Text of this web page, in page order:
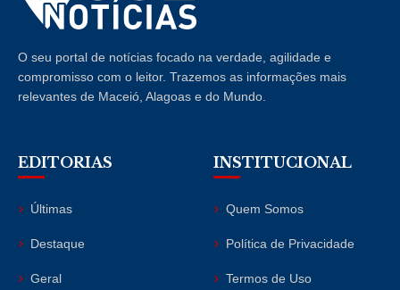
O seu portal de notícias focado na verdade, agilidade e
compromisso com o leitor. Trazemos as informações mais
relevantes de Maceió, Alagoas e do Mundo.
EDITORIAS
Últimas
Destaque
Geral
INSTITUCIONAL
Quem Somos
Política de Privacidade
Termos de Uso